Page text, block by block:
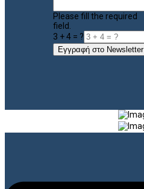
Please fill the required
field.
3 + 4 = ?
Εγγραφή στο Newsletter